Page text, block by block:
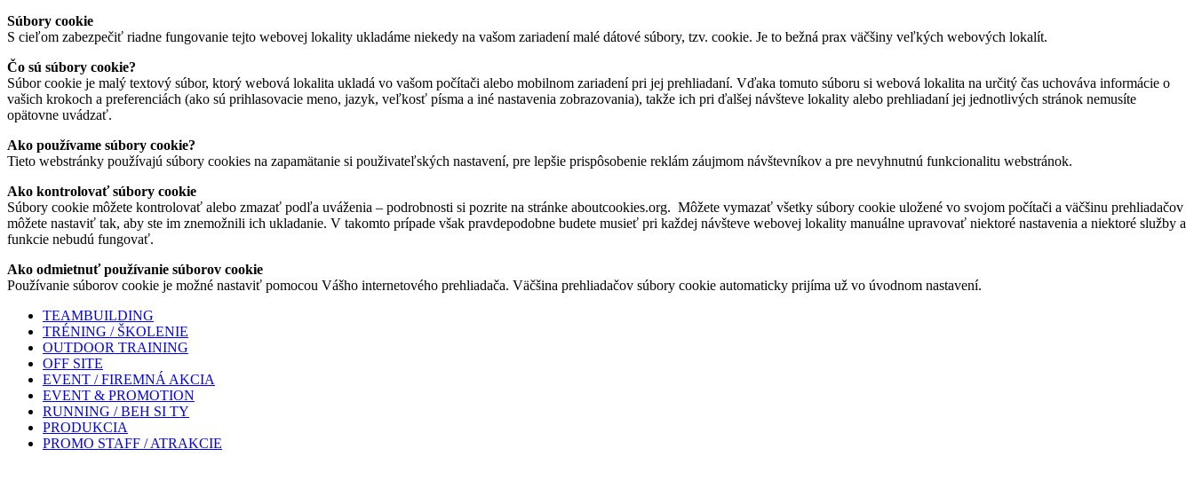
Súbory cookie
S cieľom zabezpečiť riadne fungovanie tejto webovej lokality ukladáme niekedy na vašom zariadení malé dátové súbory, tzv. cookie. Je to bežná prax väčšiny veľkých webových lokalít.
Čo sú súbory cookie?
Súbor cookie je malý textový súbor, ktorý webová lokalita ukladá vo vašom počítači alebo mobilnom zariadení pri jej prehliadaní. Vďaka tomuto súboru si webová lokalita na určitý čas uchováva informácie o
vašich krokoch a preferenciách (ako sú prihlasovacie meno, jazyk, veľkosť písma a iné nastavenia zobrazovania), takže ich pri ďalšej návšteve lokality alebo prehliadaní jej jednotlivých stránok nemusíte
opätovne uvádzať.
Ako používame súbory cookie?
Tieto webstránky používajú súbory cookies na zapamätanie si použivateľských nastavení, pre lepšie prispôsobenie reklám záujmom návštevníkov a pre nevyhnutnú funkcionalitu webstránok.
Ako kontrolovať súbory cookie
Súbory cookie môžete kontrolovať alebo zmazať podľa uváženia – podrobnosti si pozrite na stránke aboutcookies.org. Môžete vymazať všetky súbory cookie uložené vo svojom počítači a väčšinu prehliadačov
môžete nastaviť tak, aby ste im znemožnili ich ukladanie. V takomto prípade však pravdepodobne budete musieť pri každej návšteve webovej lokality manuálne upravovať niektoré nastavenia a niektoré služby a
funkcie nebudú fungovať.
Ako odmietnuť používanie súborov cookie
Používanie súborov cookie je možné nastaviť pomocou Vášho internetového prehliadača. Väčšina prehliadačov súbory cookie automaticky prijíma už vo úvodnom nastavení.
TEAMBUILDING
TRÉNING / ŠKOLENIE
OUTDOOR TRAINING
OFF SITE
EVENT / FIREMNÁ AKCIA
EVENT & PROMOTION
RUNNING / BEH SI TY
PRODUKCIA
PROMO STAFF / ATRAKCIE